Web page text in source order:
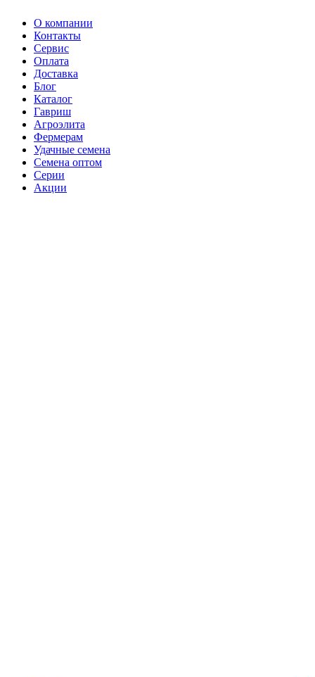
О компании
Контакты
Сервис
Оплата
Доставка
Блог
Каталог
Гавриш
Агроэлита
Фермерам
Удачные семена
Семена оптом
Серии
Акции